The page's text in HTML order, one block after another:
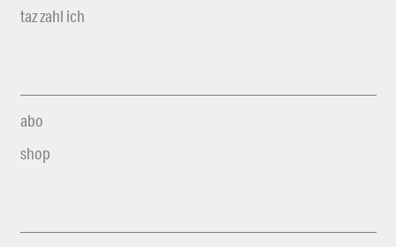
taz zahl ich
abo
shop